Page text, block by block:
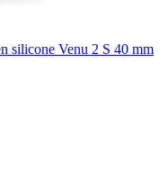
silicone Venu 2 S 40 mm